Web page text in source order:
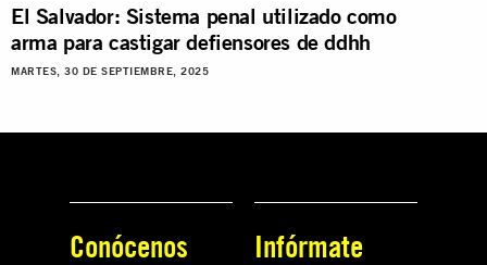
El Salvador: Sistema penal utilizado como
arma para castigar defiensores de ddhh
MARTES, 30 DE SEPTIEMBRE, 2025
Conócenos Infórmate